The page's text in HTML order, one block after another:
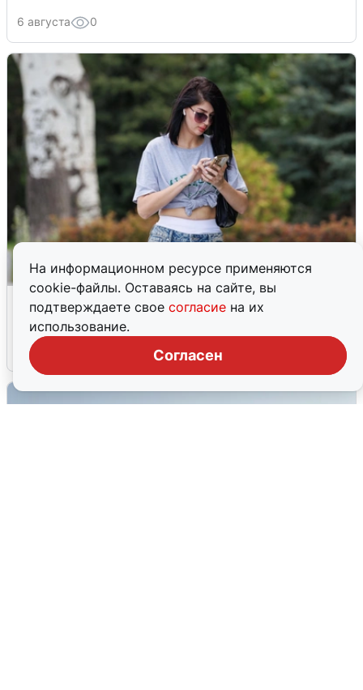
На информационном ресурсе применяются
cookie-файлы. Оставаясь на сайте, вы
подтверждаете свое согласие на их
использование.
Согласен
6 августа 0
Волгоградцы остались без
мобильного интернета
6 августа